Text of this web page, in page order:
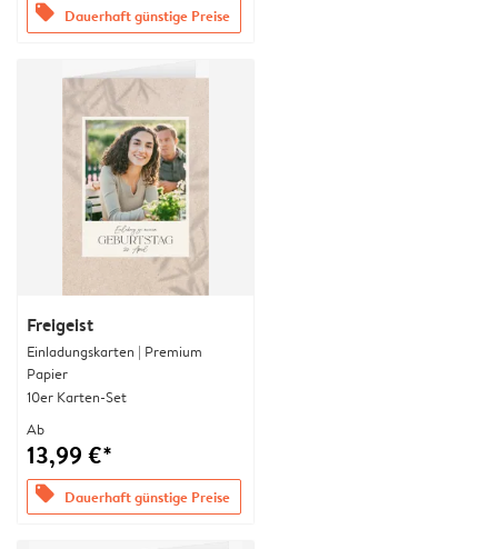
offers Dauerhaft günstige Preise
Freigeist
Einladungskarten | Premium
Papier
10er Karten-Set
Ab
13,99 €*
offers Dauerhaft günstige Preise